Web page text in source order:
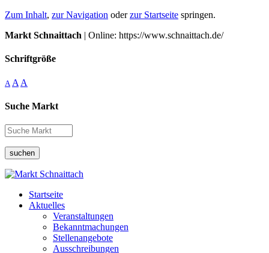
Zum Inhalt, zur Navigation oderzur Startseite springen.
Markt Schnaittach | Online: https://www.schnaittach.de/
Schriftgröße
A A A
Suche Markt
suchen
Startseite
Aktuelles
Veranstaltungen
Bekanntmachungen
Stellenangebote
Ausschreibungen